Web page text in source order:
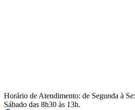
Horário de Atendimento: de Segunda à
Sábado das 8h30 às 13h.